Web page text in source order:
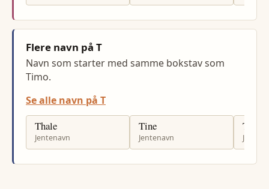
Flere navn på T
Navn som starter med samme bokstav som
Timo.
Se alle navn på T
Thale
Jentenavn
Tine
Jentenavn